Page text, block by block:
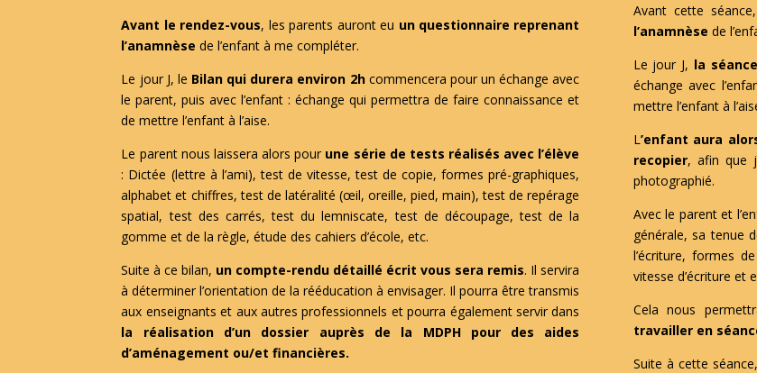
Avant le rendez-vous, les parents auront eu un questionnaire reprenant
l’anamnèse de l’enfant à me compléter.
Le jour J, le Bilan qui durera environ 2hcommencera pour un échange avec
le parent, puis avec l’enfant : échange qui permettra de faire connaissance et
de mettre l’enfant à l’aise.
Le parent nous laissera alors pour une série de tests réalisés avec l’élève
: Dictée (lettre à l’ami), test de vitesse, test de copie, formes pré-graphiques,
alphabet et chiffres, test de latéralité (œil, oreille, pied, main), test de repérage
spatial, test des carrés, test du lemniscate, test de découpage, test de la
gomme et de la règle, étude des cahiers d’école, etc.
Suite à ce bilan, un compte-rendu détaillé écrit vous sera remis. Il servira
à déterminer l’orientation de la rééducation à envisager. Il pourra être transmis
aux enseignants et aux autres professionnels et pourra également servir dans
la réalisation d’un dossier auprès de la MDPH pour des aides
d’aménagement ou/et financières.
Avant cette
l’anamnèse de
Le jour J, la
échange avec
mettre l’enfant à
L ’enfant aura
recopier, afin que
photographié.
Avec le parent et
générale, sa tenue
l’écriture, formes
vitesse d’écriture et
Cela nous
travailler en
Suite à cette séance,